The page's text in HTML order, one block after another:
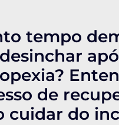
tempo
de
cuidar do